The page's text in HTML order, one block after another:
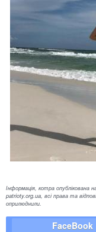
Інформація, котра опублікована
patrioty.org.ua, всі права та
оприлюднили.
FaceBook